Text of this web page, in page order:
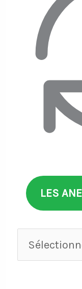
LES
Anecdotes
par